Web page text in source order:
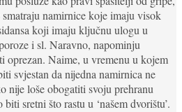
namirnice koje imaju visok
koji imaju ključnu ulogu u
i sl. Naravno, napominju
oprezan. Naime, u vremenu u kojem
svjestan da nijedna namirnica ne
nije loše obogatiti svoju prehranu
sretni što rastu u ‘našem dvorištu’.